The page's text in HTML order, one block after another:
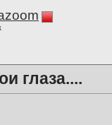
глаза....